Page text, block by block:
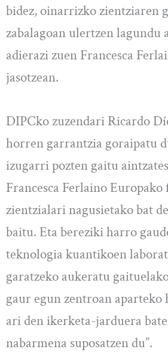
bidez, oinarrizko zientziaren
zabalagoan ulertzen lagundu
adierazi zuen Francesca
jasotzean.
DIPCko zuzendari Ricardo
horren garrantzia goraipatu
izugarri pozten gaitu
Francesca Ferlaino
zientzialari nagusietako bat
baitu. Eta bereziki harro
teknologia kuantikoen
garatzeko aukeratu
gaur egun zentroan aparteko
ari den ikerketa-jarduera
nabarmena suposatzen du”.